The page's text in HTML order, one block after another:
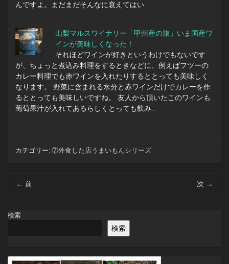
んですよ。まだまだそんなに衰えてはい…
山梨マルスワイナリー「甲州産の旅」いま国産ワ
インが美味しくなった！
それほどワインが好きというわけでもないです
が、ちょっと煮込み料理をするときなどに、例えばフツーの
カレー料理でも赤ワインを入れたりするととっても美味しく
なります。 野菜に含まれる水分と赤ワインだけでカレーを作
るととっても美味しいですね。 友人から頂いたこのワインも
葡萄果汁が入れてあるらしくとっても飲み…
カテゴリー: ⑦外食した店うまいもんシリーズ
ビ
ゲ
← 前 次 →
検索
検索